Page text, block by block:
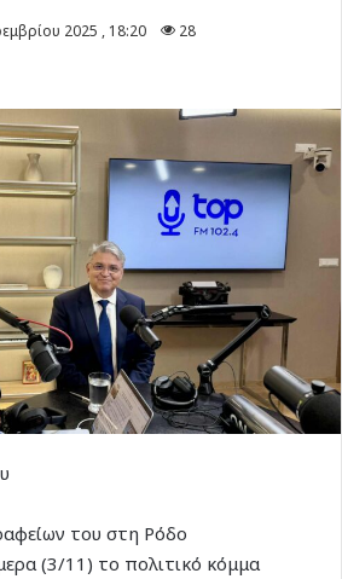
2025 , 18:20
28
του στη Ρόδο
(3/11) το πολιτικό κόμμα